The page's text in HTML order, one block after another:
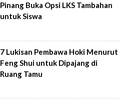
Pinang Buka Opsi LKS Tambahan
untuk Siswa
7 Lukisan Pembawa Hoki Menurut
Feng Shui untuk Dipajang di
Ruang Tamu